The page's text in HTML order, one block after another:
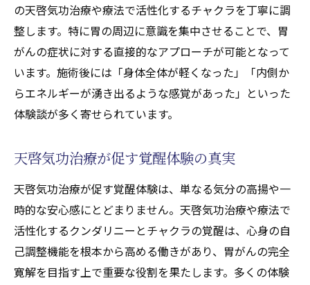
の天啓気功治療や療法で活性化するチャクラを丁寧に調
整します。特に胃の周辺に意識を集中させることで、胃
がんの症状に対する直接的なアプローチが可能となって
います。施術後には「身体全体が軽くなった」「内側か
らエネルギーが湧き出るような感覚があった」といった
体験談が多く寄せられています。
天啓気功治療が促す覚醒体験の真実
天啓気功治療が促す覚醒体験は、単なる気分の高揚や一
時的な安心感にとどまりません。天啓気功治療や療法で
活性化するクンダリニーとチャクラの覚醒は、心身の自
己調整機能を根本から高める働きがあり、胃がんの完全
寛解を目指す上で重要な役割を果たします。多くの体験